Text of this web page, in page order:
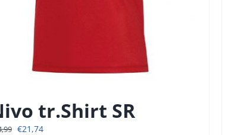
tr.Shirt SR
Oorspronkelijke
€21,74Huidige